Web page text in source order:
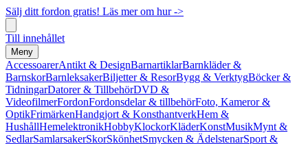
Sälj ditt fordon gratis! Läs mer om hur ->
Till innehållet
Meny
AccessoarerAntikt & DesignBarnartiklarBarnkläder &
BarnskorBarnleksakerBiljetter & ResorBygg & VerktygBöcker &
TidningarDatorer & TillbehörDVD &
VideofilmerFordonFordonsdelar & tillbehörFoto, Kameror &
OptikFrimärkenHandgjort & KonsthantverkHem &
HushållHemelektronikHobbyKlockorKläderKonstMusikMynt &
SedlarSamlarsakerSkorSkönhetSmycken & ÄdelstenarSport &